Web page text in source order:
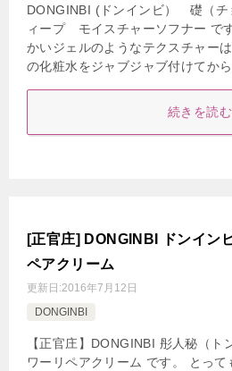
DONGINBI (ドンインビ） 礎（チ
ィープ モイスチャーソフナー で
かいジェルのようなテクスチャー
の化粧水をジャブジャブ付けてか
続きを読む
[正官庄] DONGINBI ドンイン
ペアクリーム
更新日:2016年7月12日
DONGINBI
【正官庄】DONGINBI 彤人秘（ト
ワーリペアクリーム です。 とって